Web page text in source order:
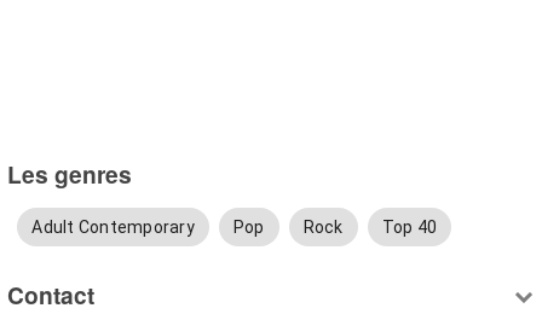
Les genres
Adult Contemporary Pop Rock Top 40
Contact